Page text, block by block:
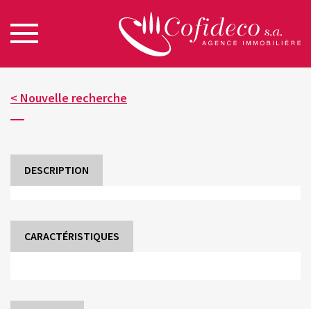
< Nouvelle recherche
DESCRIPTION
CARACTÉRISTIQUES